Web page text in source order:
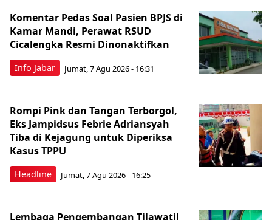
Info Jabar
Komentar Pedas Soal Pasien BPJS di
Kamar Mandi, Perawat RSUD
Cicalengka Resmi Dinonaktifkan
Jumat, 7 Agu 2026 - 16:31
Headline
Rompi Pink dan Tangan Terborgol,
Eks Jampidsus Febrie Adriansyah
Tiba di Kejagung untuk Diperiksa
Kasus TPPU
Jumat, 7 Agu 2026 - 16:25
Lembaga Pengembangan Tilawatil